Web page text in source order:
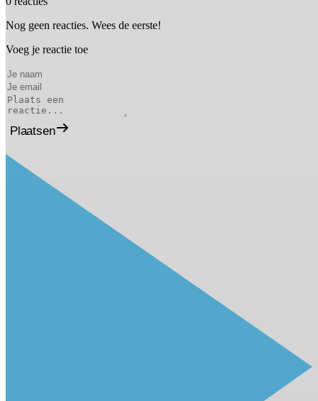
Nog geen reacties. Wees de eerste!
Voeg je reactie toe
Plaatsen